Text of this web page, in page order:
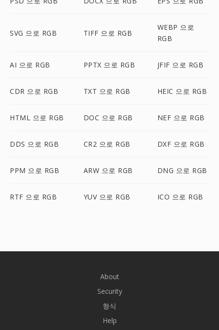
SVG 으로 RGB TIFF 으로 RGB
WEBP 으로
RGB
AI 으로 RGB PPTX 으로 RGB JFIF 으로 RGB
CDR 으로 RGB TXT 으로 RGB HEIC 으로 RGB
HTML 으로 RGB DOC 으로 RGB NEF 으로 RGB
DDS 으로 RGB CR2 으로 RGB DXF 으로 RGB
PPM 으로 RGB ARW 으로 RGB DNG 으로 RGB
RTF 으로 RGB YUV 으로 RGB ICO 으로 RGB
About
Security
형식
Help